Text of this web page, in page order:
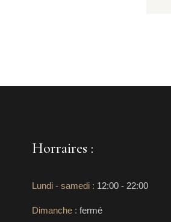
Horraires :
Lundi - samedi : 12:00 - 22:00
Dimanche : fermé